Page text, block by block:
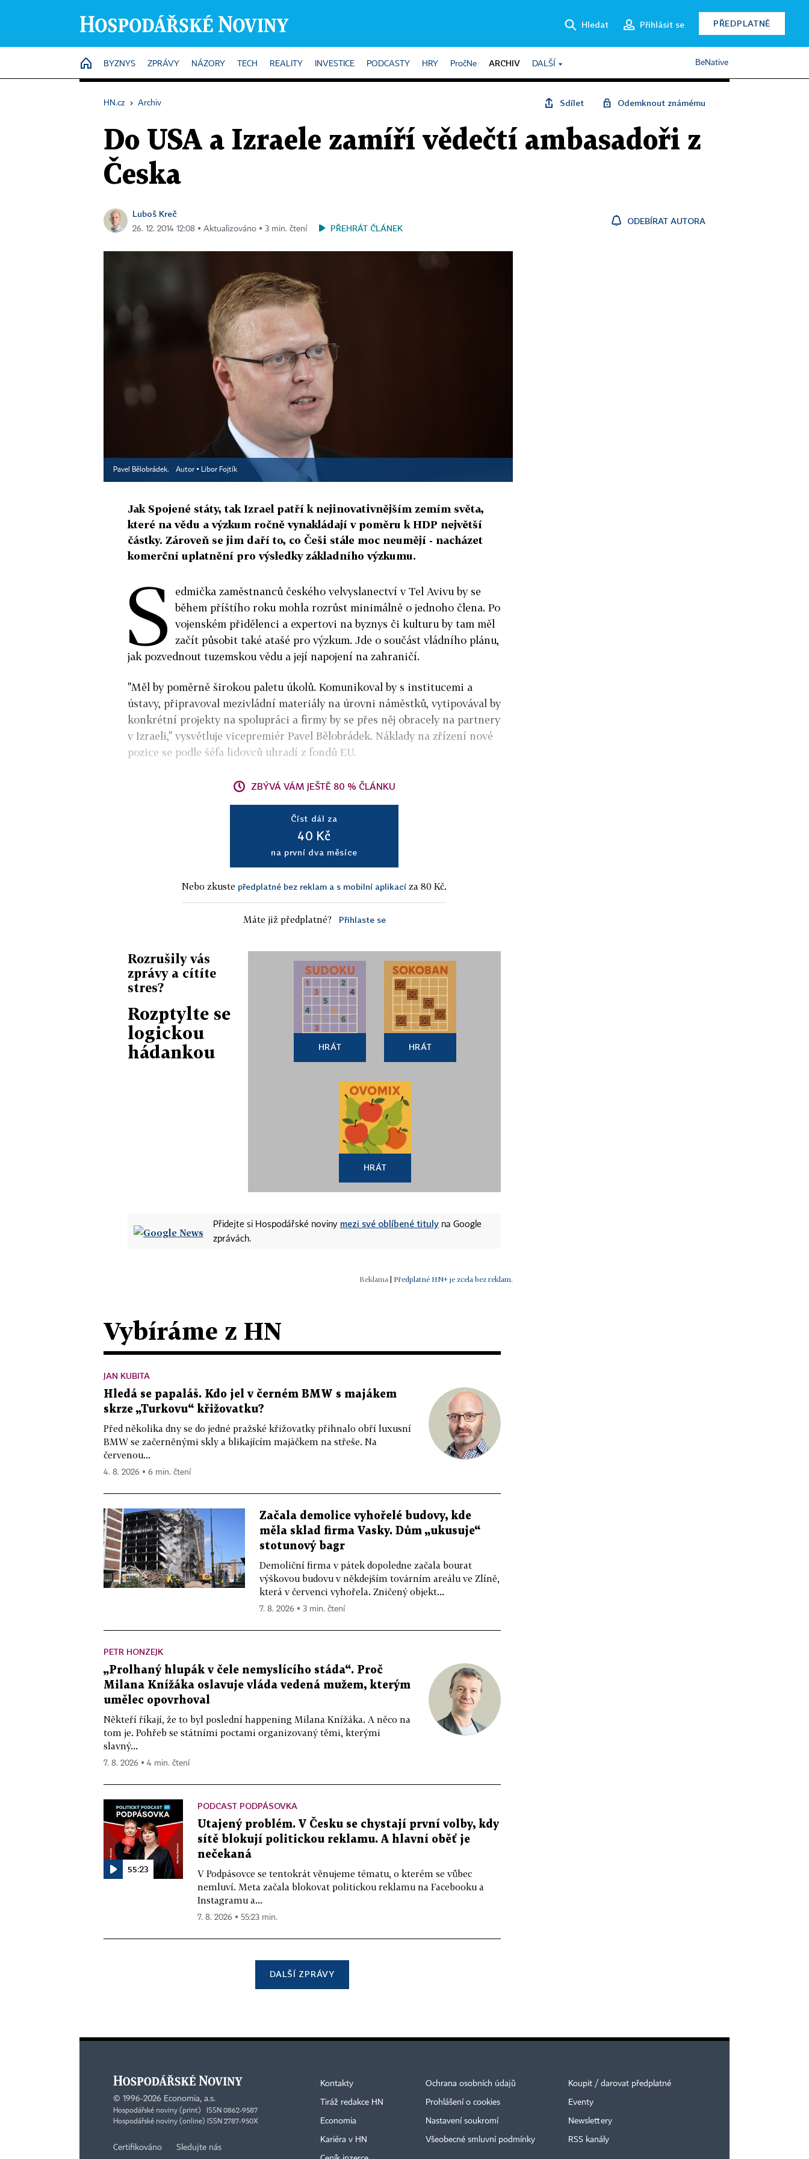
Hledat Přihlásit se PŘEDPLATNÉ
HOME
BYZNYS ZPRÁVY NÁZORY TECH REALITY INVESTICE PODCASTY HRY PročNe ARCHIV DALŠÍ BeNative
HN.cz › Archiv Sdílet Odemknout známému
Do USA a Izraele zamíří vědečtí ambasadoři z
Česka
Luboš Kreč
26. 12. 2014 12:08 ▪ Aktualizováno ▪ 3 min. čtení PŘEHRÁT ČLÁNEK
ODEBÍRAT AUTORA
Pavel Bělobrádek. Autor ▪ Libor Fojtík
Jak Spojené státy, tak Izrael patří k nejinovativnějším zemím světa,
které na vědu a výzkum ročně vynakládají v poměru k HDP největší
částky. Zároveň se jim daří to, co Češi stále moc neumějí - nacházet
komerční uplatnění pro výsledky základního výzkumu.
S
edmička zaměstnanců českého velvyslanectví v Tel Avivu by se
během příštího roku mohla rozrůst minimálně o jednoho člena. Po
vojenském přidělenci a expertovi na byznys či kulturu by tam měl
začít působit také atašé pro výzkum. Jde o součást vládního plánu,
jak pozvednout tuzemskou vědu a její napojení na zahraničí.
"Měl by poměrně širokou paletu úkolů. Komunikoval by s institucemi a
ústavy, připravoval mezivládní materiály na úrovni náměstků, vytipovával by
konkrétní projekty na spolupráci a firmy by se přes něj obracely na partnery
v Izraeli," vysvětluje vicepremiér Pavel Bělobrádek. Náklady na zřízení nové
pozice se podle šéfa lidovců uhradí z fondů EU.
ZBÝVÁ VÁM JEŠTĚ 80 % ČLÁNKU
Číst dál za
40 Kč
na první dva měsíce
Nebo zkuste předplatné bez reklam a s mobilní aplikací za 80 Kč.
Máte již předplatné? Přihlaste se
Rozrušily vás
zprávy a cítíte
stres?
Rozptylte se
logickou
hádankou
HRÁT HRÁT
HRÁT
Přidejte si Hospodářské noviny mezi své oblíbené tituly na Google
zprávách.
| Předplatné HN+ je zcela bez reklam.
Vybíráme z HN
JAN KUBITA
Hledá se papaláš. Kdo jel v černém BMW s majákem
skrze „Turkovu“ křižovatku?
Před několika dny se do jedné pražské křižovatky přihnalo obří luxusní
BMW se začerněnými skly a blikajícím majáčkem na střeše. Na
červenou...
4. 8. 2026 ▪ 6 min. čtení
Začala demolice vyhořelé budovy, kde
měla sklad firma Vasky. Dům „ukusuje“
stotunový bagr
Demoliční firma v pátek dopoledne začala bourat
výškovou budovu v někdejším továrním areálu ve Zlíně,
která v červenci vyhořela. Zničený objekt...
7. 8. 2026 ▪ 3 min. čtení
PETR HONZEJK
„Prolhaný hlupák v čele nemyslícího stáda“. Proč
Milana Knížáka oslavuje vláda vedená mužem, kterým
umělec opovrhoval
Někteří říkají, že to byl poslední happening Milana Knížáka. A něco na
tom je. Pohřeb se státními poctami organizovaný těmi, kterými
slavný...
7. 8. 2026 ▪ 4 min. čtení
55:23
PODCAST PODPÁSOVKA
Utajený problém. V Česku se chystají první volby, kdy
sítě blokují politickou reklamu. A hlavní oběť je
nečekaná
V Podpásovce se tentokrát věnujeme tématu, o kterém se vůbec
nemluví. Meta začala blokovat politickou reklamu na Facebooku a
Instagramu a...
7. 8. 2026 ▪ 55:23 min.
DALŠÍ ZPRÁVY
© 1996-2026 Economia, a.s.
Hospodářské noviny (print) ISSN 0862-9587
Hospodářské noviny (online) ISSN 2787-950X
Certifikováno Sledujte nás
Kontakty
Tiráž redakce HN
Economia
Kariéra v HN
Ochrana osobních údajů
Prohlášení o cookies
Nastavení soukromí
Všeobecné smluvní podmínky
Koupit / darovat předplatné
Eventy
Newslettery
RSS kanály